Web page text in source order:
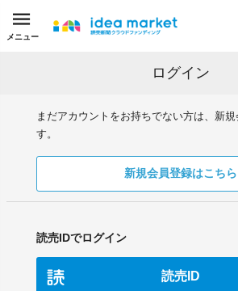
メニュー
ログイン
まだアカウントをお持ちでない方は、新
す。
新規会員登録はこちら
読売IDでログイン
読売ID